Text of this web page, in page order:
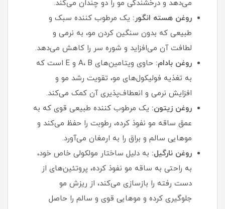
می‌دهد و درخشندگی مو را دو چندان می‌کند.
روغن هسته انگور: یک مرطوب‌ کننده سبک و
طبیعی که بدون سنگین کردن مو، به نرمی و
لطافت آن می‌افزاید و شوره سر را کاهش می‌دهد.
روغن بادام:
حاوی ویتامین‌های A، B و E است که
به تغذیه فولیکول‌های مو، تقویت رشد مو و
افزایش نرمی و انعطاف‌پذیری آن کمک می‌کند.
روغن زیتون: یک مرطوب‌ کننده طبیعی قوی که به
عمق ساقه مو نفوذ کرده، رطوبت را حفظ می‌کند و
موهایی سالم و براق را به ارمغان می‌آورد.
روغن نارگیل: به دلیل ساختار مولکولی خاص خود،
به راحتی به ساقه مو نفوذ کرده، پروتئین‌های از
دست رفته را بازسازی می‌کند، از ریزش مو
جلوگیری کرده و موهایی قوی و سالم را حاصل